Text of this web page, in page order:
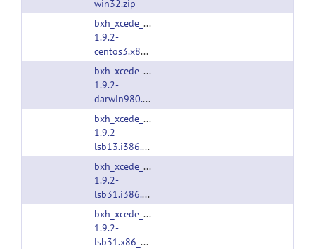
win32.zip
bxh_xcede_tools-
1.9.2-
centos3.x86_64.tgz
bxh_xcede_tools-
1.9.2-
darwin980.i386.tgz
bxh_xcede_tools-
1.9.2-
lsb13.i386.tgz
bxh_xcede_tools-
1.9.2-
lsb31.i386.tgz
bxh_xcede_tools-
1.9.2-
lsb31.x86_64.tgz